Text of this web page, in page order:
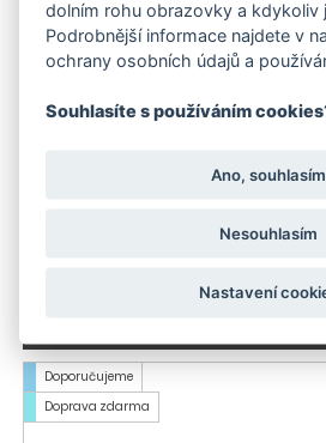
Mokro-suchý vysavač Kärcher NT
Doporučujeme
Doprava zdarma
dolním rohu obrazovky a kdykoliv
Podrobnější informace najdete v
ochrany osobních údajů a
Souhlasíte s používáním
Ano, souhlasím
Nesouhlasím
Nastavení